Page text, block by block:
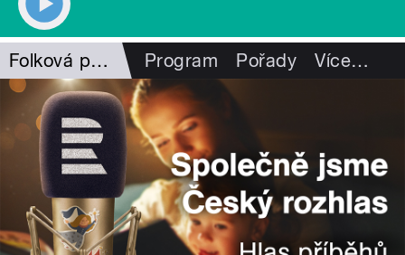
Folková pohlazení Program Pořady Více…